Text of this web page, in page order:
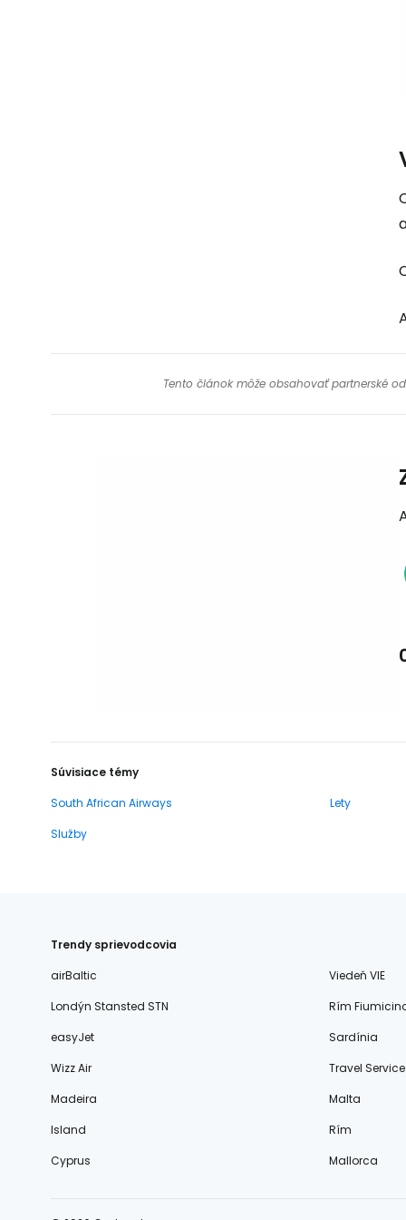
Tento článok môže obsahovať partnerské
Súvisiace témy
South African Airways
Lety
Služby
Trendy sprievodcovia
airBaltic
Viedeň VIE
Londýn Stansted STN
Rím
easyJet
Sardínia
Wizz Air
Travel Service
Madeira
Malta
Island
Rím
Cyprus
Mallorca